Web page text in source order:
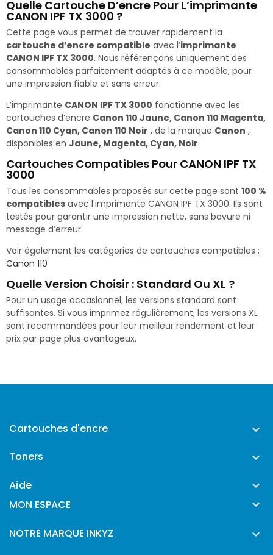
Quelle Cartouche D’encre Pour L’imprimante
CANON IPF TX 3000 ?
Cette page vous permet de trouver rapidement la
cartouche d’encre compatible avec l’imprimante
CANON IPF TX 3000. Nous référençons uniquement des
consommables parfaitement adaptés à ce modèle, pour
une impression fiable et sans erreur.
L’imprimante CANON IPF TX 3000 fonctionne avec les
cartouches d’encre Canon 110 Jaune, Canon 110 Magenta,
Canon 110 Cyan, Canon 110 Noir , de la marque Canon ,
disponibles en Jaune, Magenta, Cyan, Noir.
Cartouches Compatibles Pour CANON IPF TX
3000
Tous les consommables proposés sur cette page sont 100 %
compatibles avec l’imprimante CANON IPF TX 3000. Ils sont
testés pour garantir une impression nette, sans bavure ni
message d’erreur.
Voir également les catégories de cartouches compatibles :
Canon 110
Quelle Version Choisir : Standard Ou XL ?
Pour un usage occasionnel, les versions standard sont
suffisantes. Si vous imprimez régulièrement, les versions XL
sont recommandées pour leur meilleur rendement et leur
prix par page plus avantageux.
Cartouches d'encre 
Toners 
Aide 
MON ESPACE 
NOTRE MARQUE INKYZ 